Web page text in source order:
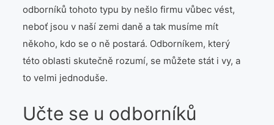
Zvířata
odborníků tohoto typu by nešlo firmu vůbec vést,
neboť jsou v naší zemi daně a tak musíme mít
někoho, kdo se o ně postará. Odborníkem, který
této oblasti skutečně rozumí, se můžete stát i vy, a
to velmi jednoduše.
Učte se u odborníků